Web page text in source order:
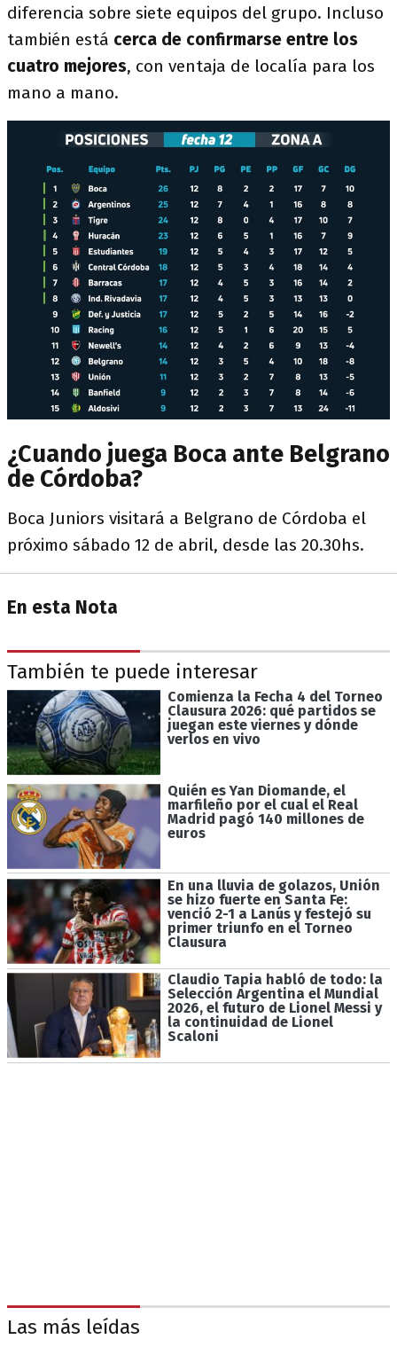
diferencia sobre siete equipos del grupo. Incluso
también está cerca de confirmarse entre los
cuatro mejores, con ventaja de localía para los
mano a mano.
¿Cuando juega Boca ante Belgrano
de Córdoba?
Boca Juniors visitará a Belgrano de Córdoba el
próximo sábado 12 de abril, desde las 20.30hs.
En esta Nota
También te puede interesar
Comienza la Fecha 4 del Torneo
Clausura 2026: qué partidos se
juegan este viernes y dónde
verlos en vivo
Quién es Yan Diomande, el
marfileño por el cual el Real
Madrid pagó 140 millones de
euros
En una lluvia de golazos, Unión
se hizo fuerte en Santa Fe:
venció 2-1 a Lanús y festejó su
primer triunfo en el Torneo
Clausura
Claudio Tapia habló de todo: la
Selección Argentina el Mundial
2026, el futuro de Lionel Messi y
la continuidad de Lionel
Scaloni
Las más leídas